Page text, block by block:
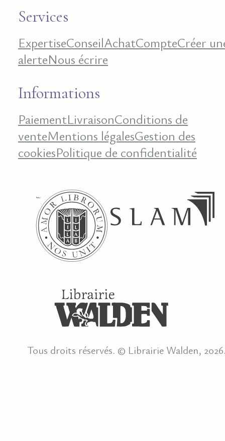
Services
ExpertiseConseilAchatCompteCréer
alerteNous écrire
Informations
PaiementLivraisonConditions de
venteMentions légalesGestion des
cookiesPolitique de confidentialité
Tous droits réservés. © Librairie Walden,